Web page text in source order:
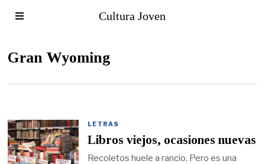
Cultura Joven
Gran Wyoming
LETRAS
Libros viejos, ocasiones nuevas
Recoletos huele a rancio. Pero es una